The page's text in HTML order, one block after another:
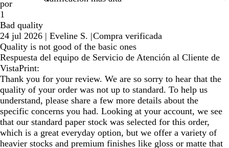
por
1
Bad quality
24 jul 2026 | Eveline S. |Compra verificada
Quality is not good of the basic ones
Respuesta del equipo de Servicio de Atención al Cliente de
VistaPrint:
Thank you for your review. We are so sorry to hear that the
quality of your order was not up to standard. To help us
understand, please share a few more details about the
specific concerns you had. Looking at your account, we see
that our standard paper stock was selected for this order,
which is a great everyday option, but we offer a variety of
heavier stocks and premium finishes like gloss or matte that